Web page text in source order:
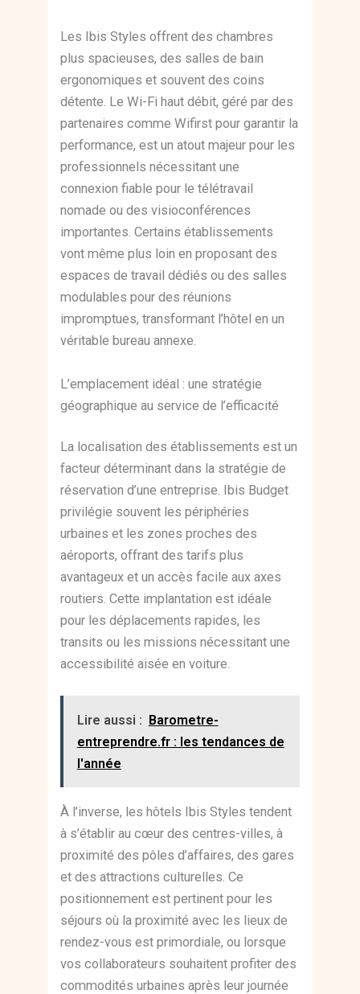
Les Ibis Styles offrent des chambres
plus spacieuses, des salles de bain
ergonomiques et souvent des coins
détente. Le Wi-Fi haut débit, géré par des
partenaires comme Wifirst pour garantir la
performance, est un atout majeur pour les
professionnels nécessitant une
connexion fiable pour le télétravail
nomade ou des visioconférences
importantes. Certains établissements
vont même plus loin en proposant des
espaces de travail dédiés ou des salles
modulables pour des réunions
impromptues, transformant l’hôtel en un
véritable bureau annexe.
L’emplacement idéal : une stratégie
géographique au service de l’efficacité
La localisation des établissements est un
facteur déterminant dans la stratégie de
réservation d’une entreprise. Ibis Budget
privilégie souvent les périphéries
urbaines et les zones proches des
aéroports, offrant des tarifs plus
avantageux et un accès facile aux axes
routiers. Cette implantation est idéale
pour les déplacements rapides, les
transits ou les missions nécessitant une
accessibilité aisée en voiture.
Lire aussi : Barometre-
entreprendre.fr : les tendances de
l'année
À l’inverse, les hôtels Ibis Styles tendent
à s’établir au cœur des centres-villes, à
proximité des pôles d’affaires, des gares
et des attractions culturelles. Ce
positionnement est pertinent pour les
séjours où la proximité avec les lieux de
rendez-vous est primordiale, ou lorsque
vos collaborateurs souhaitent profiter des
commodités urbaines après leur journée